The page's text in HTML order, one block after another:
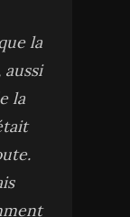
la
la